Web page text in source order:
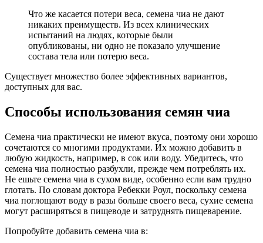
Что же касается потери веса, семена чиа не дают
никаких преимуществ. Из всех клинических
испытаний на людях, которые были
опубликованы, ни одно не показало улучшение
состава тела или потерю веса.
Существует множество более эффективных вариантов,
доступных для вас.
Способы использования семян чиа
Семена чиа практически не имеют вкуса, поэтому они хорошо
сочетаются со многими продуктами. Их можно добавить в
любую жидкость, например, в сок или воду. Убедитесь, что
семена чиа полностью разбухли, прежде чем потреблять их.
Не ешьте семена чиа в сухом виде, особенно если вам трудно
глотать. По словам доктора Ребекки Роул, поскольку семена
чиа поглощают воду в разы больше своего веса, сухие семена
могут расширяться в пищеводе и затруднять пищеварение.
Попробуйте добавить семена чиа в: